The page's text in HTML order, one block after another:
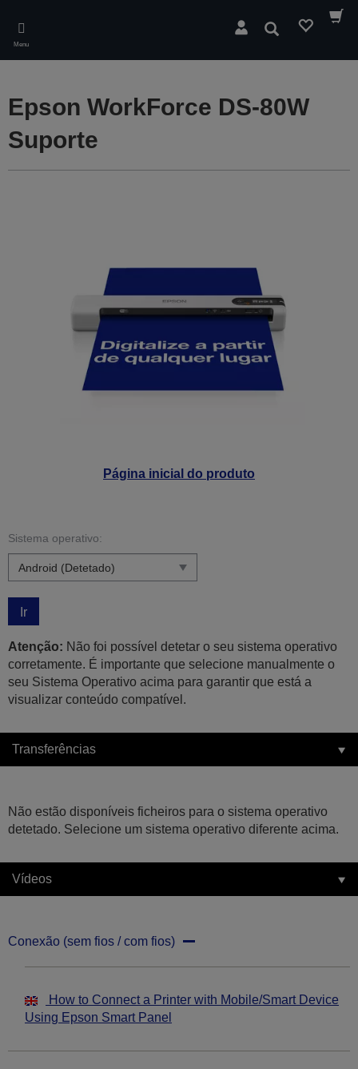
main
content
Menu
Pesquisar
Página inicial do produto
Epson WorkForce DS-80W
Suporte
Sistema operativo:
Ir
Atenção: Não foi possível detetar o seu sistema operativo
corretamente. É importante que selecione manualmente o
seu Sistema Operativo acima para garantir que está a
visualizar conteúdo compatível.
Transferências
Não estão disponíveis ficheiros para o sistema operativo
detetado. Selecione um sistema operativo diferente acima.
Vídeos
Conexão (sem fios / com fios)
How to Connect a Printer with Mobile/Smart Device
Using Epson Smart Panel